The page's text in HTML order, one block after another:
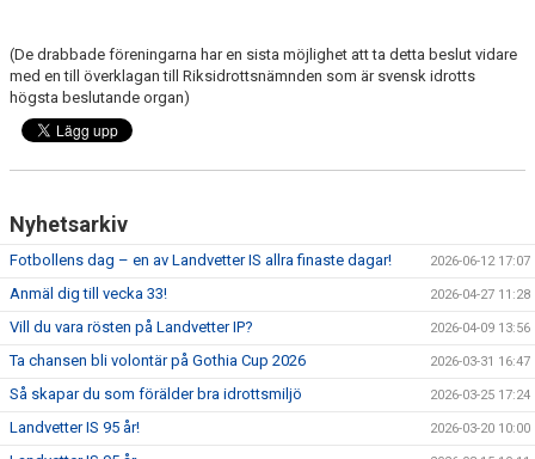
(De drabbade föreningarna har en sista möjlighet att ta detta beslut vidare
med en till överklagan till Riksidrottsnämnden som är svensk idrotts
högsta beslutande organ)
Nyhetsarkiv
Fotbollens dag – en av Landvetter IS allra finaste dagar! 2026-06-12 17:07
Anmäl dig till vecka 33! 2026-04-27 11:28
Vill du vara rösten på Landvetter IP? 2026-04-09 13:56
Ta chansen bli volontär på Gothia Cup 2026 2026-03-31 16:47
Så skapar du som förälder bra idrottsmiljö 2026-03-25 17:24
Landvetter IS 95 år! 2026-03-20 10:00